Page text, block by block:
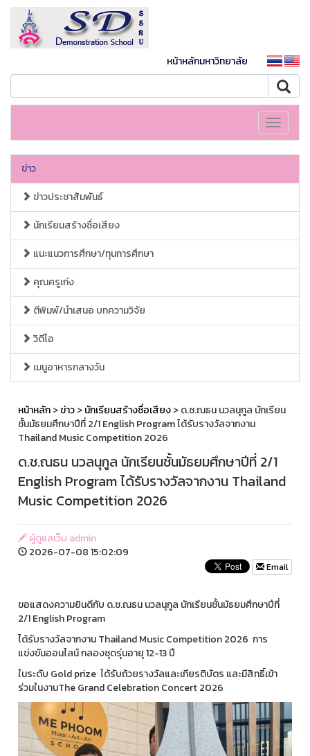
หน้าหลักมหาวิทยาลัย
Toggle
ข่าว
ข่าวประชาสัมพันธ์
นักเรียนสร้างชื่อเสียง
แนะแนวการศึกษา/ทุนการศึกษา
คุณครูเก่ง
ตีพิมพ์/นำเสนอ บทความวิจัย
วิดีโอ
เมนูอาหารกลางวัน
หน้าหลัก>ข่าว>นักเรียนสร้างชื่อเสียง> ด.ช.ณธน นวลนุกูล นักเรียน
ชั้นมัธยมศึกษาปีที่ 2/1 English Program ได้รับรางวัลจากงาน
Thailand Music Competition 2026
ด.ช.ณธน นวลนุกูล นักเรียนชั้นมัธยมศึกษาปีที่ 2/1
English Program ได้รับรางวัลจากงาน Thailand
Music Competition 2026
ผู้ดูแลเว็บ admin
2026-07-08 15:02:09
Email
ขอแสดงความยินดีกับ ด.ช.ณธน นวลนุกูล นักเรียนชั้นมัธยมศึกษาปีที่
2/1 English Program
ได้รับรางวัลจากงาน Thailand Music Competition 2026 การ
แข่งขันออนไลน์ กลองชุดรุ่นอายุ 12-13 ปี
ในระดับ Gold prize ได้รับถ้วยรางวัลและเกียรติบัตร และมีสิทธิ์เข้า
ร่วมในงานThe Grand Celebration Concert 2026